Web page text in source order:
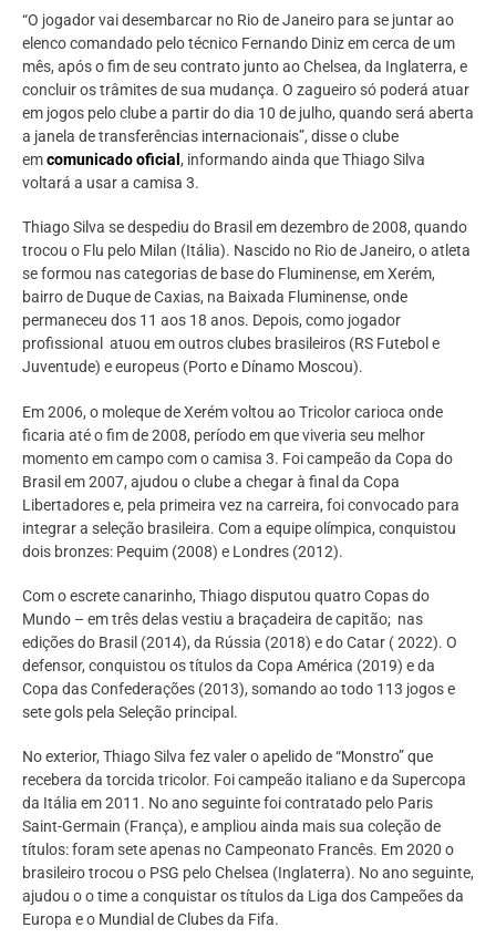
“O jogador vai desembarcar no Rio de Janeiro para se juntar ao
elenco comandado pelo técnico Fernando Diniz em cerca de um
mês, após o fim de seu contrato junto ao Chelsea, da Inglaterra, e
concluir os trâmites de sua mudança. O zagueiro só poderá atuar
em jogos pelo clube a partir do dia 10 de julho, quando será aberta
a janela de transferências internacionais”, disse o clube
emcomunicado oficial , informando ainda que Thiago Silva
voltará a usar a camisa 3.
Thiago Silva se despediu do Brasil em dezembro de 2008, quando
trocou o Flu pelo Milan (Itália). Nascido no Rio de Janeiro, o atleta
se formou nas categorias de base do Fluminense, em Xerém,
bairro de Duque de Caxias, na Baixada Fluminense, onde
permaneceu dos 11 aos 18 anos. Depois, como jogador
profissional atuou em outros clubes brasileiros (RS Futebol e
Juventude) e europeus (Porto e Dínamo Moscou).
Em 2006, o moleque de Xerém voltou ao Tricolor carioca onde
ficaria até o fim de 2008, período em que viveria seu melhor
momento em campo com o camisa 3. Foi campeão da Copa do
Brasil em 2007, ajudou o clube a chegar à final da Copa
Libertadores e, pela primeira vez na carreira, foi convocado para
integrar a seleção brasileira. Com a equipe olímpica, conquistou
dois bronzes: Pequim (2008) e Londres (2012).
Com o escrete canarinho, Thiago disputou quatro Copas do
Mundo – em três delas vestiu a braçadeira de capitão; nas
edições do Brasil (2014), da Rússia (2018) e do Catar ( 2022). O
defensor, conquistou os títulos da Copa América (2019) e da
Copa das Confederações (2013), somando ao todo 113 jogos e
sete gols pela Seleção principal.
No exterior, Thiago Silva fez valer o apelido de “Monstro” que
recebera da torcida tricolor. Foi campeão italiano e da Supercopa
da Itália em 2011. No ano seguinte foi contratado pelo Paris
Saint-Germain (França), e ampliou ainda mais sua coleção de
títulos: foram sete apenas no Campeonato Francês. Em 2020 o
brasileiro trocou o PSG pelo Chelsea (Inglaterra). No ano seguinte,
ajudou o o time a conquistar os títulos da Liga dos Campeões da
Europa e o Mundial de Clubes da Fifa.